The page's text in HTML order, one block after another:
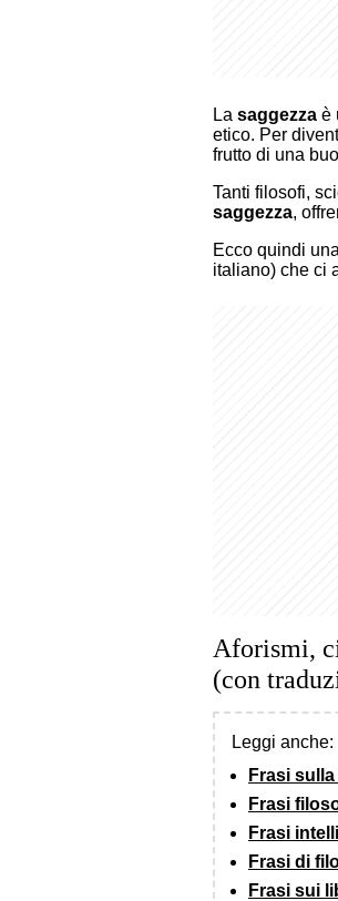
La saggezza è
etico. Per
frutto di una
Tanti filosofi,
saggezza,
Ecco quindi
italiano) che ci
Aforismi,
(con
Leggi anche:
Frasi
Frasi
Frasi
Frasi di
Frasi sui